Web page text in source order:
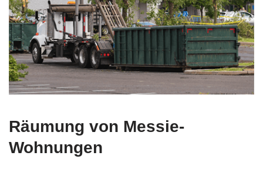
Räumung von Messie-
Wohnungen